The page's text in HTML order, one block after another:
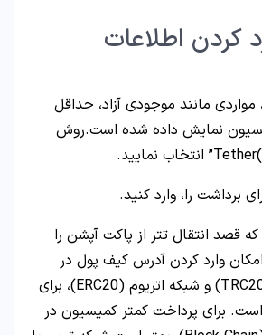
کردن اطلاعات
مانند موجودی آزاد، حداقل
نمایش داده شده است.روش
قصد انتقال تتر از پاکت آپشن را
امکان وارد کردن آدرس کیف پول در
شبکه ترون (TRC20/TRX) و شبکه اتریوم (ERC20)، برای
برای پرداخت کمتر کمیسیون در